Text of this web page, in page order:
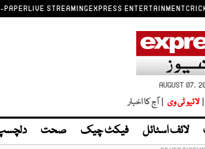
PAPERLIVE STREAMINGEXPRESS ENTERTAINMENT
AUGUST 07,
| لائیو ٹی وی | آج کا اخبار
لائف اسٹائل فیکٹ چیک صحت